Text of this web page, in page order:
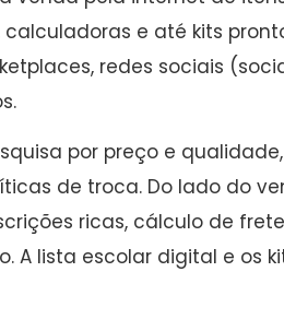
e até kits
redes sociais
por preço e
de troca. Do lado do
ricas, cálculo de
A lista escolar digital e os